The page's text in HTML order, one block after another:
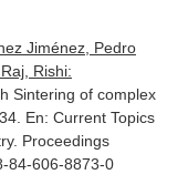
Jiménez, Pedro
Rishi:
Sintering of complex
En: Current Topics
. Proceedings
84-606-8873-0